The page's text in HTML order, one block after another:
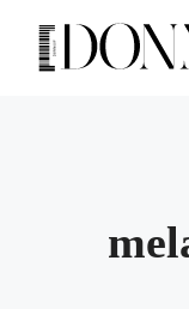
contenuto